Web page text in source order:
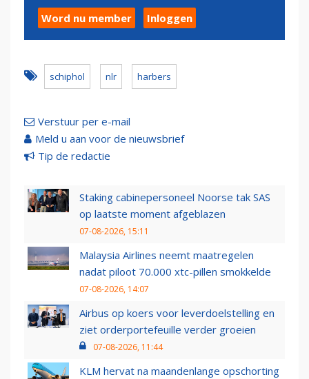
Word nu member Inloggen
schiphol nlr harbers
Verstuur per e-mail
Meld u aan voor de nieuwsbrief
Tip de redactie
Staking cabinepersoneel Noorse tak SAS
op laatste moment afgeblazen
07-08-2026, 15:11
Malaysia Airlines neemt maatregelen
nadat piloot 70.000 xtc-pillen smokkelde
07-08-2026, 14:07
Airbus op koers voor leverdoelstelling en
ziet orderportefeuille verder groeien
07-08-2026, 11:44
KLM hervat na maandenlange opschorting